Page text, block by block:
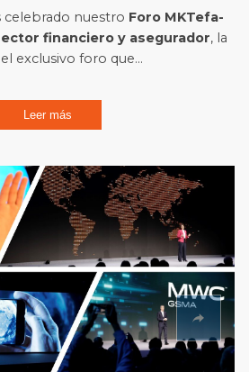
celebrado nuestro Foro MKTefa-
financiero y asegurador, la
exclusivo foro que...
Leer más